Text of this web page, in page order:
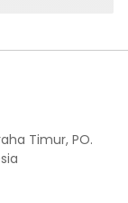
Timur, PO.